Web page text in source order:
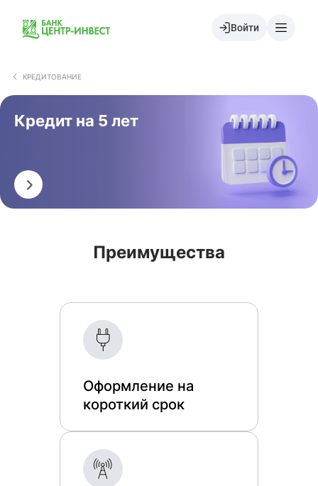
Войти
КРЕДИТОВАНИЕ
Кредит на 5 лет
Оформить
Преимущества
Оформление на
короткий срок